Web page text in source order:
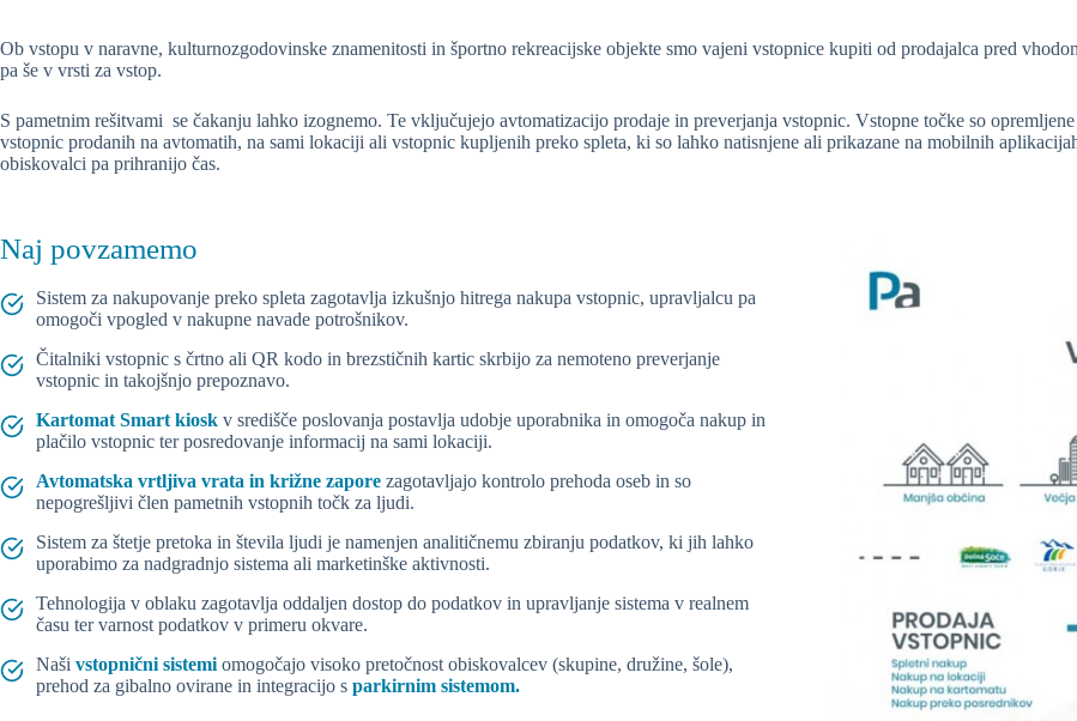
Ob vstopu v naravne, kulturnozgodovinske znamenitosti in športno rekreacijske objekte smo vajeni vstopnice kupiti od prodajalca pred
pa še v vrsti za vstop.
S pametnim rešitvami se čakanju lahko izognemo. Te vključujejo avtomatizacijo prodaje in preverjanja vstopnic. Vstopne točke so
vstopnic prodanih na avtomatih, na sami lokaciji ali vstopnic kupljenih preko spleta, ki so lahko natisnjene ali prikazane na mobilnih
obiskovalci pa prihranijo čas.
Naj povzamemo
Sistem za nakupovanje preko spleta zagotavlja izkušnjo hitrega nakupa vstopnic, upravljalcu pa
omogoči vpogled v nakupne navade potrošnikov.
Čitalniki vstopnic s črtno ali QR kodo in brezstičnih kartic skrbijo za nemoteno preverjanje
vstopnic in takojšnjo prepoznavo.
Kartomat Smart kiosk v središče poslovanja postavlja udobje uporabnika in omogoča nakup in
plačilo vstopnic ter posredovanje informacij na sami lokaciji.
Avtomatska vrtljiva vrata in križne zapore zagotavljajo kontrolo prehoda oseb in so
nepogrešljivi člen pametnih vstopnih točk za ljudi.
Sistem za štetje pretoka in števila ljudi je namenjen analitičnemu zbiranju podatkov, ki jih lahko
uporabimo za nadgradnjo sistema ali marketinške aktivnosti.
Tehnologija v oblaku zagotavlja oddaljen dostop do podatkov in upravljanje sistema v realnem
času ter varnost podatkov v primeru okvare.
Naši vstopnični sistemi omogočajo visoko pretočnost obiskovalcev (skupine, družine, šole),
prehod za gibalno ovirane in integracijo s parkirnim sistemom.